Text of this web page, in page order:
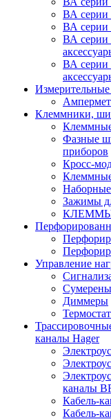
ВА серии
ВА серии
ВА серии
ВА серии
Клеммники,
Фазные
приборов
Кросс-
Зажимы
Управление
Диммеры
каналы Hager
каналы
Кабель-
Кабель-